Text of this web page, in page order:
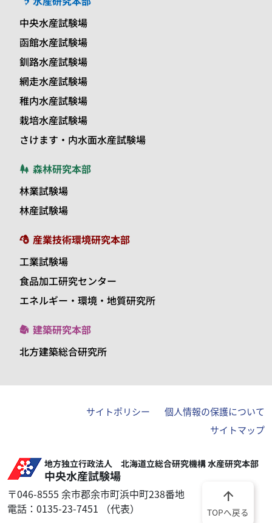
中央水産試験場
函館水産試験場
釧路水産試験場
網走水産試験場
稚内水産試験場
栽培水産試験場
さけます・内水面水産試験場
森林研究本部
林業試験場
林産試験場
産業技術環境研究本部
工業試験場
食品加工研究センター
エネルギー・環境・地質研究所
建築研究本部
北方建築総合研究所
地方独立行政法人 北海道立総合研究機構 水産研究本部
中央水産試験場
〒046-8555 余市郡余市町浜中町238番地
電話：0135-23-7451 （代表）
サイトポリシー
個人情報の保護について
サイトマップ
arrow_upward
TOPへ戻る